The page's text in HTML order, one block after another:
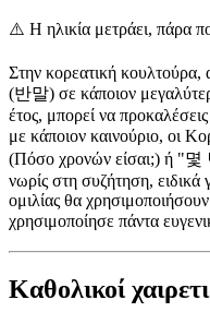
⚠️ Η ηλικία μετράει, πάρα
Στην κορεατική κουλτούρα,
(반말) σε κάποιον
έτος, μπορεί να
με κάποιον καινούριο, οι
(Πόσο χρονών είσαι;) ή "몇
νωρίς στη συζήτηση, ειδικά
ομιλίας θα
χρησιμοποίησε πάντα
Καθολικοί